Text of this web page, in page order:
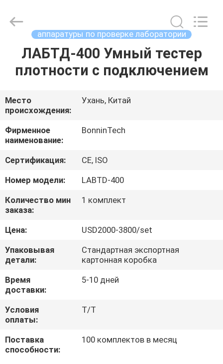
ДОМ
ВИДЕО
О
НАС
ПУТЕШЕСТВИЕ
ФАБРИКИ
ПРОВЕРКА
КАЧЕСТВА
СВЯЖИТЕСЬ
МЫ
СПРОСИТЕ
Copyright
Developed
ECER
аппаратуры по проверке лаборатории
ЛАБТД-400 Умный тестер
плотности с подключением
Место
происхождения:
Ухань, Китай
Фирменное
наименование:
BonninTech
Сертификация:
CE, ISO
Номер модели:
LABTD-400
Количество мин
заказа:
1 комплект
Цена:
USD2000-3800/set
Упаковывая
детали:
Стандартная экспортная
картонная коробка
Время
доставки:
5-10 дней
Условия
оплаты:
T/T
Поставка
способности:
100 комплектов в месяц